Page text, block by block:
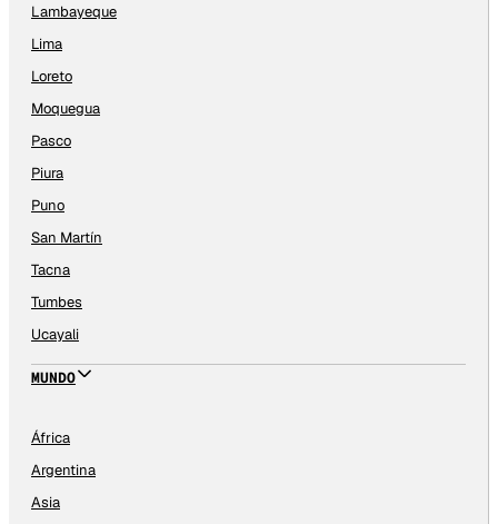
Lambayeque
Lima
Loreto
Moquegua
Pasco
Piura
Puno
San Martín
Tacna
Tumbes
Ucayali
MUNDO
África
Argentina
Asia